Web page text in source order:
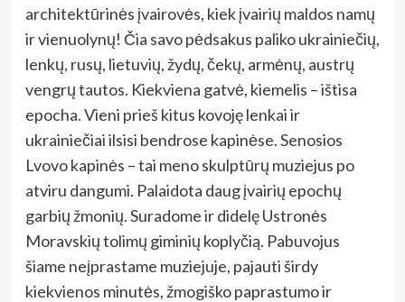
architektūrinės įvairovės, kiek įvairių maldos namų
ir vienuolynų! Čia savo pėdsakus paliko ukrainiečių,
lenkų, rusų, lietuvių, žydų, čekų, armėnų, austrų
vengrų tautos. Kiekviena gatvė, kiemelis – ištisa
epocha. Vieni prieš kitus kovoję lenkai ir
ukrainiečiai ilsisi bendrose kapinėse. Senosios
Lvovo kapinės – tai meno skulptūrų muziejus po
atviru dangumi. Palaidota daug įvairių epochų
garbių žmonių. Suradome ir didelę Ustronės
Moravskių tolimų giminių koplyčią. Pabuvojus
šiame neįprastame muziejuje, pajauti širdy
kiekvienos minutės, žmogiško paprastumo ir